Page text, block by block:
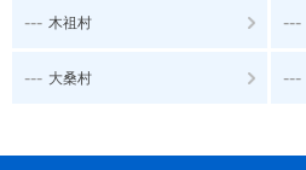
--- 木祖村 ---
--- 大桑村 ---